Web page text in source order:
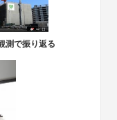
測で振り返る